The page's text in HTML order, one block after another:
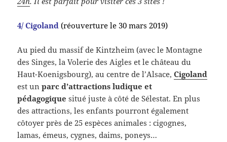
4/ Cigoland(réouverture le 30 mars 2019)
Au pied du massif de Kintzheim (avec le Montagne
des Singes, la Volerie des Aigles et le château du
Haut-Koenigsbourg), au centre de l’Alsace,Cigoland
est unparc d’attractions ludique et
pédagogiquesitué juste à côté de Sélestat. En plus
des attractions, les enfants pourront également
côtoyer près de 25 espèces animales : cigognes,
lamas, émeus, cygnes, daims, poneys…